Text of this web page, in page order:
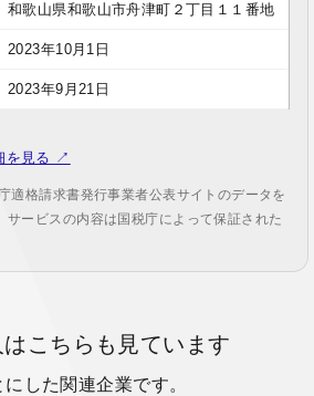
和歌山県和歌山市舟津町２丁目１１番地
2023年10月1日
2023年9月21日
を見る ↗
適格請求書発行事業者公表サイトのデータを
サービスの内容は国税庁によって保証された
こちらも見ています
した関連企業です。